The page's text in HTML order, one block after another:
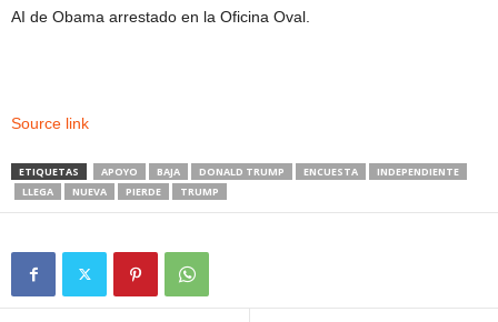
AI de Obama arrestado en la Oficina Oval.
Source link
ETIQUETAS APOYO BAJA DONALD TRUMP ENCUESTA
INDEPENDIENTE
LLEGA
NUEVA PIERDE TRUMP